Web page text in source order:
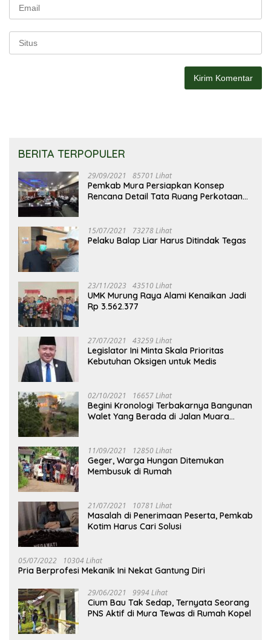
BERITA TERPOPULER
29/09/2021 85701 Lihat
Pemkab Mura Persiapkan Konsep
Rencana Detail Tata Ruang Perkotaan
15/07/2021 73278 Lihat
Pelaku Balap Liar Harus Ditindak Tegas
23/11/2023 43510 Lihat
UMK Murung Raya Alami Kenaikan Jadi
Rp 3.562.377
27/07/2021 43259 Lihat
Legislator Ini Minta Skala Prioritas
Kebutuhan Oksigen untuk Medis
02/10/2021 16657 Lihat
Begini Kronologi Terbakarnya Bangunan
Walet Yang Berada di Jalan Muara
11/09/2021 12850 Lihat
Geger, Warga Hungan Ditemukan
Membusuk di Rumah
21/07/2021 10781 Lihat
Masalah di Penerimaan Peserta, Pemkab
Kotim Harus Cari Solusi
05/07/2022 10304 Lihat
Pria Berprofesi Mekanik Ini Nekat Gantung Diri
29/06/2021 9994 Lihat
Cium Bau Tak Sedap, Ternyata Seorang
PNS Aktif di Mura Tewas di Rumah Kopel